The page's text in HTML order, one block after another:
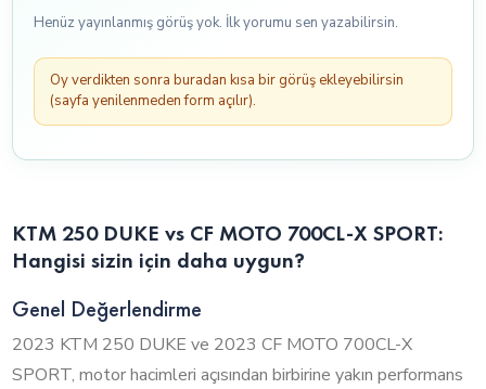
Henüz yayınlanmış görüş yok. İlk yorumu sen yazabilirsin.
Oy verdikten sonra buradan kısa bir görüş ekleyebilirsin
(sayfa yenilenmeden form açılır).
KTM 250 DUKE vs CF MOTO 700CL-X SPORT:
Hangisi sizin için daha uygun?
Genel Değerlendirme
2023 KTM 250 DUKE ve 2023 CF MOTO 700CL-X
SPORT, motor hacimleri açısından birbirine yakın performans